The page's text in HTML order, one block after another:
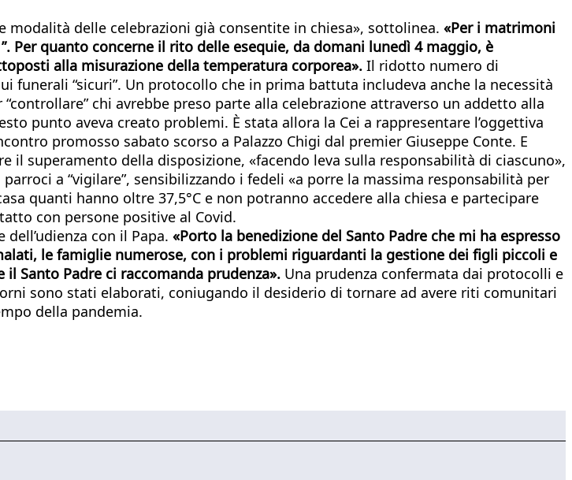
delle celebrazioni già consentite in chiesa», sottolinea. «Per i matrimoni
Per quanto concerne il rito delle esequie, da domani lunedì 4 maggio, è
alla misurazione della temperatura corporea». Il ridotto numero di
funerali “sicuri”. Un protocollo che in prima battuta includeva anche la necessità
chi avrebbe preso parte alla celebrazione attraverso un addetto alla
punto aveva creato problemi. È stata allora la Cei a rappresentare l’oggettiva
promosso sabato scorso a Palazzo Chigi dal premier Giuseppe Conte. E
superamento della disposizione, «facendo leva sulla responsabilità di ciascuno»,
a “vigilare”, sensibilizzando i fedeli «a porre la massima responsabilità per
quanti hanno oltre 37,5°C e non potranno accedere alla chiesa e partecipare
con persone positive al Covid.
con il Papa. «Porto la benedizione del Santo Padre che mi ha espresso
le famiglie numerose, con i problemi riguardanti la gestione dei figli piccoli e
il Santo Padre ci raccomanda prudenza». Una prudenza confermata dai protocolli e
sono stati elaborati, coniugando il desiderio di tornare ad avere riti comunitari
della pandemia.